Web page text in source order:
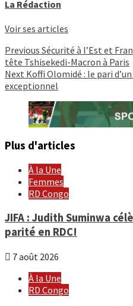
La Rédaction
Voir ses articles
Continue
Reading
Previous Sécurité à l’Est et
tête Tshisekedi-Macron à Paris
Next Koffi Olomidé : le pari
exceptionnel
Plus d'articles
À la Une
Femmes
RD Congo
JIFA : Judith Suminwa
parité en RDC!
7 août 2026
À la Une
RD Congo